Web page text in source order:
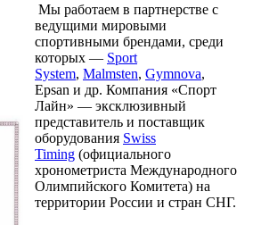
Мы работаем в партнерстве с
ведущими мировыми
спортивными брендами, среди
которых — Sport
System, Malmsten, Gymnova,
Epsan и др. Компания «Спорт
Лайн» — эксклюзивный
представитель и поставщик
оборудования Swiss
Timing (официального
хронометриста Международного
Олимпийского Комитета) на
территории России и стран СНГ.